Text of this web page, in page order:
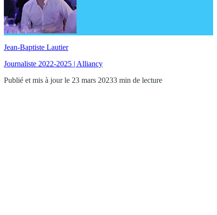
Jean-Baptiste Lautier
Journaliste 2022-2025 | Alliancy
Publié et mis à jour le 23 mars 20233 min de lecture